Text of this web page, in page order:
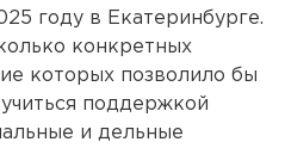
году в Екатеринбурге.
конкретных
которых позволило бы
поддержкой
и дельные